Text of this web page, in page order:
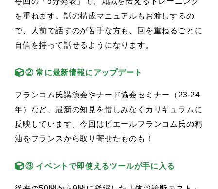
を重ねます。話の構成マニュアルもお渡しするの
で、人前で話すのが苦手な方も、回を重ねるごとに
自信を持って話せるようになります。
② 常に最新情報にアップデート
フランコム氏講演会やナード協会セミナー（23-24
年）など、最新の知見を惜しみなくカリキュラムに
反映しています。今回はピエールフランコム氏の精
油をフランスから取り寄せたものも！
③ イベントで即使えるツールが手に入る